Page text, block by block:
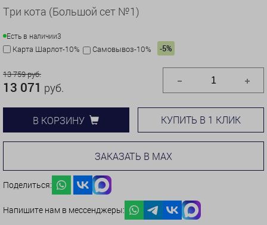
Три кота (Большой сет №1)
Есть в наличии3
Карта Шарлот-10% Самовывоз-10% -5%
13 759 руб.
13 071 руб.
В КОРЗИНУ КУПИТЬ В 1 КЛИК
ЗАКАЗАТЬ В MAX
Поделиться:
Напишите нам в мессенджеры: